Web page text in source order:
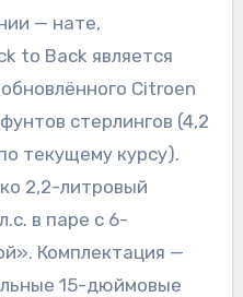
— нате,
to Back является
Citroen
стерлингов (4,2
текущему курсу).
2,2-литровый
в паре с 6-
Комплектация —
15-дюймовые